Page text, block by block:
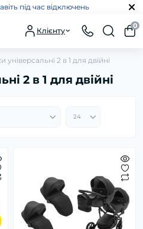
під час відключень
Клієнту
0
універсальні 2 в 1 для двійні
2 в 1 для двійні